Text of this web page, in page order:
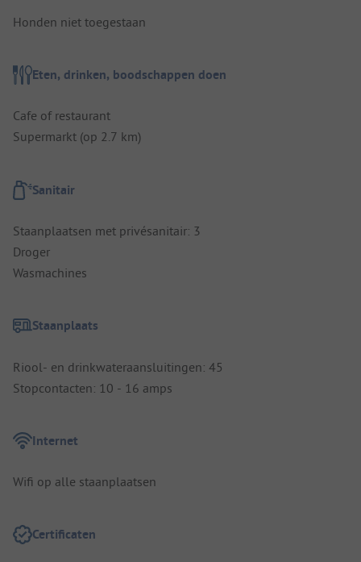
Honden niet toegestaan
Eten, drinken, boodschappen doen
Cafe of restaurant
Supermarkt (op 2.7 km)
Sanitair
Staanplaatsen met privésanitair: 3
Droger
Wasmachines
Staanplaats
Riool- en drinkwateraansluitingen: 45
Stopcontacten: 10 - 16 amps
Internet
Wifi op alle staanplaatsen
Certificaten